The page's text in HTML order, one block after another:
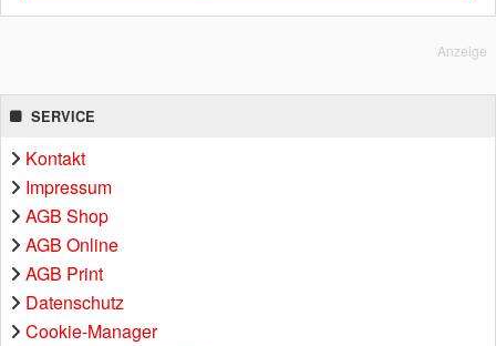
Anzeige
SERVICE
Kontakt
Impressum
AGB Shop
AGB Online
AGB Print
Datenschutz
Cookie-Manager